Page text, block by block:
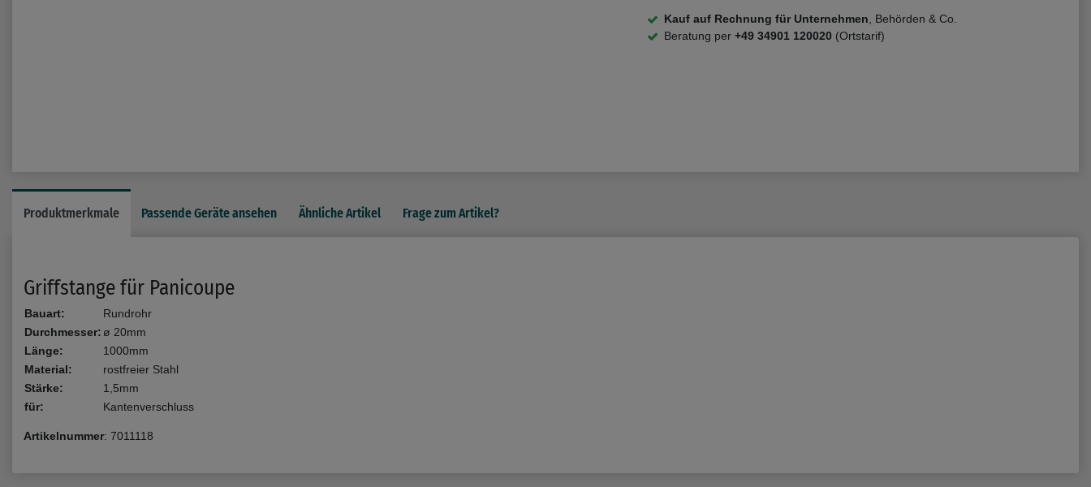
Kauf auf Rechnung für Unternehmen, Behörden & Co.
Beratung per +49 34901 120020 (Ortstarif)
Produktmerkmale Passende Geräte ansehen Ähnliche Artikel Frage zum Artikel?
Griffstange für Panicoupe
Bauart:
Rundrohr
Durchmesser: ø 20mm
Länge:
1000mm
Material:
rostfreier Stahl
Stärke:
1,5mm
für:
Kantenverschluss
Artikelnummer: 7011118